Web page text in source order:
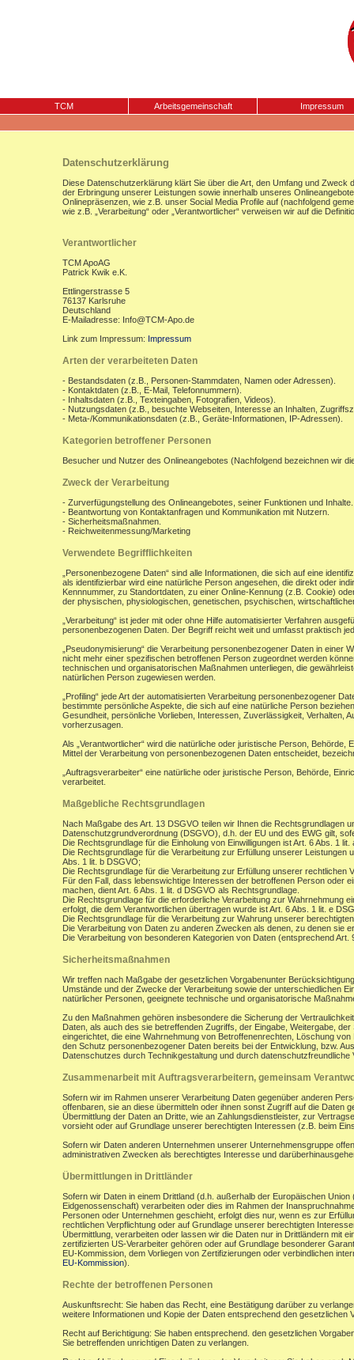
TCM Arbeitsgemeinschaft Impressum
Datenschutzerklärung
Diese Datenschutzerklärung klärt Sie über die Art, den Umfang und
der Erbringung unserer Leistungen sowie innerhalb unseres
Onlinepräsenzen, wie z.B. unser Social Media Profile auf (nachfolgend
wie z.B. „Verarbeitung“ oder „Verantwortlicher“ verweisen wir auf die
Verantwortlicher
TCM ApoAG
Patrick Kwik e.K.
Ettlingerstrasse 5
76137 Karlsruhe
Deutschland
E-Mailadresse: Info@TCM-Apo.de
Link zum Impressum: Impressum
Arten der verarbeiteten Daten
- Bestandsdaten (z.B., Personen-Stammdaten, Namen oder Adressen).
- Kontaktdaten (z.B., E-Mail, Telefonnummern).
- Inhaltsdaten (z.B., Texteingaben, Fotografien, Videos).
- Nutzungsdaten (z.B., besuchte Webseiten, Interesse an Inhalten,
- Meta-/Kommunikationsdaten (z.B., Geräte-Informationen, IP-Adressen).
Kategorien betroffener Personen
Besucher und Nutzer des Onlineangebotes (Nachfolgend bezeichnen wir
Zweck der Verarbeitung
- Zurverfügungstellung des Onlineangebotes, seiner Funktionen und Inhalte.
- Beantwortung von Kontaktanfragen und Kommunikation mit Nutzern.
- Sicherheitsmaßnahmen.
- Reichweitenmessung/Marketing
Verwendete Begrifflichkeiten
„Personenbezogene Daten“ sind alle Informationen, die sich auf eine
als identifizierbar wird eine natürliche Person angesehen, die direkt oder
Kennnummer, zu Standortdaten, zu einer Online-Kennung (z.B. Cookie)
der physischen, physiologischen, genetischen, psychischen,
„Verarbeitung“ ist jeder mit oder ohne Hilfe automatisierter Verfahren
personenbezogenen Daten. Der Begriff reicht weit und umfasst praktisch
„Pseudonymisierung“ die Verarbeitung personenbezogener Daten in
nicht mehr einer spezifischen betroffenen Person zugeordnet werden
technischen und organisatorischen Maßnahmen unterliegen, die
natürlichen Person zugewiesen werden.
„Profiling“ jede Art der automatisierten Verarbeitung personenbezogener
bestimmte persönliche Aspekte, die sich auf eine natürliche Person
Gesundheit, persönliche Vorlieben, Interessen, Zuverlässigkeit, Verhalten,
vorherzusagen.
Als „Verantwortlicher“ wird die natürliche oder juristische Person,
Mittel der Verarbeitung von personenbezogenen Daten entscheidet,
„Auftragsverarbeiter“ eine natürliche oder juristische Person, Behörde,
verarbeitet.
Maßgebliche Rechtsgrundlagen
Nach Maßgabe des Art. 13 DSGVO teilen wir Ihnen die
Datenschutzgrundverordnung (DSGVO), d.h. der EU und des EWG gilt,
Die Rechtsgrundlage für die Einholung von Einwilligungen ist Art. 6 Abs. 1
Die Rechtsgrundlage für die Verarbeitung zur Erfüllung unserer
Abs. 1 lit. b DSGVO;
Die Rechtsgrundlage für die Verarbeitung zur Erfüllung unserer rechtlichen
Für den Fall, dass lebenswichtige Interessen der betroffenen Person oder
machen, dient Art. 6 Abs. 1 lit. d DSGVO als Rechtsgrundlage.
Die Rechtsgrundlage für die erforderliche Verarbeitung zur Wahrnehmung
erfolgt, die dem Verantwortlichen übertragen wurde ist Art. 6 Abs. 1 lit. e
Die Rechtsgrundlage für die Verarbeitung zur Wahrung unserer
Die Verarbeitung von Daten zu anderen Zwecken als denen, zu denen sie
Die Verarbeitung von besonderen Kategorien von Daten (entsprechend
Sicherheitsmaßnahmen
Wir treffen nach Maßgabe der gesetzlichen Vorgabenunter
Umstände und der Zwecke der Verarbeitung sowie der unterschiedlichen
natürlicher Personen, geeignete technische und organisatorische
Zu den Maßnahmen gehören insbesondere die Sicherung der
Daten, als auch des sie betreffenden Zugriffs, der Eingabe, Weitergabe,
eingerichtet, die eine Wahrnehmung von Betroffenenrechten, Löschung
den Schutz personenbezogener Daten bereits bei der Entwicklung, bzw.
Datenschutzes durch Technikgestaltung und durch datenschutzfreundliche
Zusammenarbeit mit Auftragsverarbeitern, gemeinsam
Sofern wir im Rahmen unserer Verarbeitung Daten gegenüber anderen
offenbaren, sie an diese übermitteln oder ihnen sonst Zugriff auf die Daten
Übermittlung der Daten an Dritte, wie an Zahlungsdienstleister, zur
vorsieht oder auf Grundlage unserer berechtigten Interessen (z.B. beim
Sofern wir Daten anderen Unternehmen unserer Unternehmensgruppe
administrativen Zwecken als berechtigtes Interesse und
Übermittlungen in Drittländer
Sofern wir Daten in einem Drittland (d.h. außerhalb der Europäischen
Eidgenossenschaft) verarbeiten oder dies im Rahmen der
Personen oder Unternehmen geschieht, erfolgt dies nur, wenn es zur
rechtlichen Verpflichtung oder auf Grundlage unserer berechtigten
Übermittlung, verarbeiten oder lassen wir die Daten nur in Drittländern mit
zertifizierten US-Verarbeiter gehören oder auf Grundlage besonderer
EU-Kommission, dem Vorliegen von Zertifizierungen oder verbindlichen
EU-Kommission).
Rechte der betroffenen Personen
Auskunftsrecht: Sie haben das Recht, eine Bestätigung darüber zu
weitere Informationen und Kopie der Daten entsprechend den gesetzlichen
Recht auf Berichtigung: Sie haben entsprechend. den gesetzlichen
Sie betreffenden unrichtigen Daten zu verlangen.